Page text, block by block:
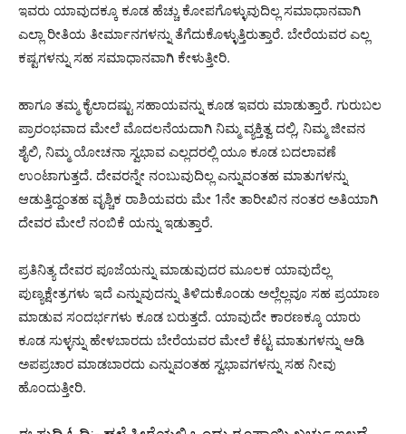
ಇವರು ಯಾವುದಕ್ಕೂ ಕೂಡ ಹೆಚ್ಚು ಕೋಪಗೊಳ್ಳುವುದಿಲ್ಲ ಸಮಾಧಾನವಾಗಿ
ಎಲ್ಲಾ ರೀತಿಯ ತೀರ್ಮಾನಗಳನ್ನು ತೆಗೆದುಕೊಳ್ಳುತ್ತಿರುತ್ತಾರೆ. ಬೇರೆಯವರ ಎಲ್ಲ
ಕಷ್ಟಗಳನ್ನು ಸಹ ಸಮಾಧಾನವಾಗಿ ಕೇಳುತ್ತೀರಿ.
ಹಾಗೂ ತಮ್ಮ ಕೈಲಾದಷ್ಟು ಸಹಾಯವನ್ನು ಕೂಡ ಇವರು ಮಾಡುತ್ತಾರೆ. ಗುರುಬಲ
ಪ್ರಾರಂಭವಾದ ಮೇಲೆ ಮೊದಲನೆಯದಾಗಿ ನಿಮ್ಮ ವ್ಯಕ್ತಿತ್ವ ದಲ್ಲಿ, ನಿಮ್ಮ ಜೀವನ
ಶೈಲಿ, ನಿಮ್ಮ ಯೋಚನಾ ಸ್ವಭಾವ ಎಲ್ಲದರಲ್ಲಿ ಯೂ ಕೂಡ ಬದಲಾವಣೆ
ಉಂಟಾಗುತ್ತದೆ. ದೇವರನ್ನೇ ನಂಬುವುದಿಲ್ಲ ಎನ್ನುವಂತಹ ಮಾತುಗಳನ್ನು
ಆಡುತ್ತಿದ್ದಂತಹ ವೃಶ್ಚಿಕ ರಾಶಿಯವರು ಮೇ 1ನೇ ತಾರೀಖಿನ ನಂತರ ಅತಿಯಾಗಿ
ದೇವರ ಮೇಲೆ ನಂಬಿಕೆ ಯನ್ನು ಇಡುತ್ತಾರೆ.
ಪ್ರತಿನಿತ್ಯ ದೇವರ ಪೂಜೆಯನ್ನು ಮಾಡುವುದರ ಮೂಲಕ ಯಾವುದೆಲ್ಲ
ಪುಣ್ಯಕ್ಷೇತ್ರಗಳು ಇದೆ ಎನ್ನುವುದನ್ನು ತಿಳಿದುಕೊಂಡು ಅಲ್ಲೆಲ್ಲವೂ ಸಹ ಪ್ರಯಾಣ
ಮಾಡುವ ಸಂದರ್ಭಗಳು ಕೂಡ ಬರುತ್ತದೆ. ಯಾವುದೇ ಕಾರಣಕ್ಕೂ ಯಾರು
ಕೂಡ ಸುಳ್ಳನ್ನು ಹೇಳಬಾರದು ಬೇರೆಯವರ ಮೇಲೆ ಕೆಟ್ಟ ಮಾತುಗಳನ್ನು ಆಡಿ
ಅಪಪ್ರಚಾರ ಮಾಡಬಾರದು ಎನ್ನುವಂತಹ ಸ್ವಭಾವಗಳನ್ನು ಸಹ ನೀವು
ಹೊಂದುತ್ತೀರಿ.